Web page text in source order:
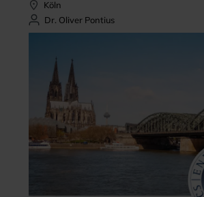
Köln
Dr. Oliver Pontius